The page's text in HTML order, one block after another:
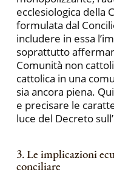
ecclesiologica della
formulata dal
includere in essa
soprattutto
Comunità non
cattolica in una
sia ancora piena.
e precisare le
luce del Decreto
3. Le implicazioni
conciliare